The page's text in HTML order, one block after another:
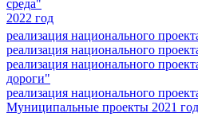
среда"
2022 год
реализация национального
реализация национального
реализация национального
дороги"
реализация национального
Муниципальные проекты 2021 год